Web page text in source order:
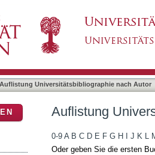
Auflistung Universitätsbibliographie nach Autor
Auflistung
0-9 A B C D E F G H J K L
Oder geben Sie die ersten